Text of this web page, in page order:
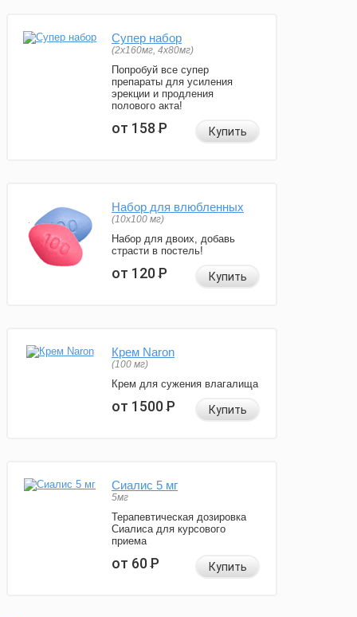
Супер набор
(2х160мг, 4х80мг)
Попробуй все супер
препараты для усиления
эрекции и продления
полового акта!
от 158Р Купить
Набор для влюбленных
(10х100 мг)
Набор для двоих, добавь
страсти в постель!
от 120Р Купить
Крем Naron
(100 мг)
Крем для сужения влагалища
от 1500Р Купить
Сиалис 5 мг
5мг
Терапевтическая дозировка
Сиалиса для курсового
приема
от 60Р Купить